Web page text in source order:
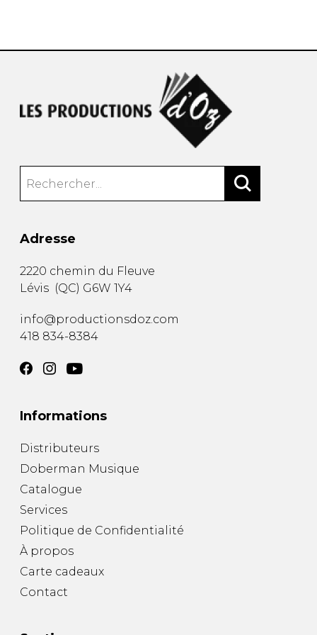
Adresse
2220 chemin du Fleuve
Lévis (QC) G6W 1Y4
info@productionsdoz.com
418 834-8384
Informations
Distributeurs
Doberman Musique
Catalogue
Services
Politique de Confidentialité
À propos
Carte cadeaux
Contact